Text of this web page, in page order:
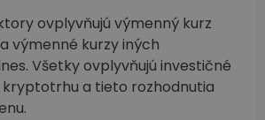
ovplyvňujú výmenný kurz
výmenné kurzy iných
Všetky ovplyvňujú investičné
a tieto rozhodnutia